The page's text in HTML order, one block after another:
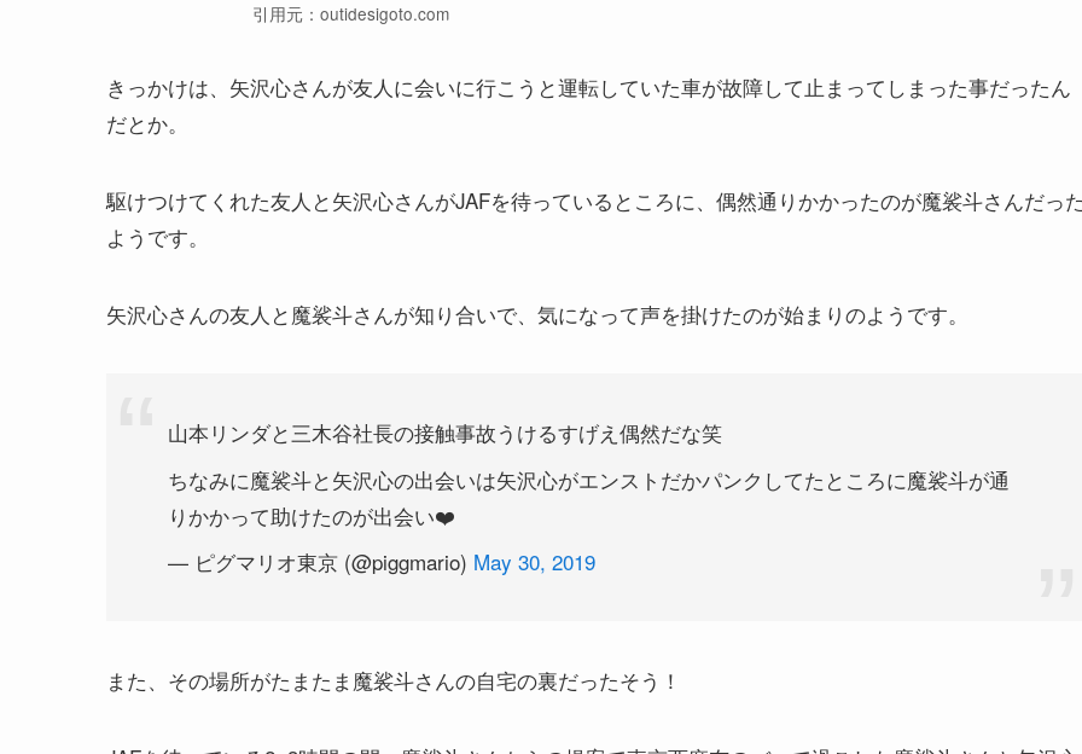
引用元：outidesigoto.com
きっかけは、矢沢心さんが友人に会いに行こうと運転していた車が故障して止まってしまった事だったん
だとか。
駆けつけてくれた友人と矢沢心さんがJAFを待っているところに、偶然通りかかったのが魔裟斗さんだっ
ようです。
矢沢心さんの友人と魔裟斗さんが知り合いで、気になって声を掛けたのが始まりのようです。
山本リンダと三木谷社長の接触事故うけるすげえ偶然だな笑
ちなみに魔裟斗と矢沢心の出会いは矢沢心がエンストだかパンクしてたところに魔裟斗が通
りかかって助けたのが出会い❤️
— ピグマリオ東京 (@piggmario) May 30, 2019
また、その場所がたまたま魔裟斗さんの自宅の裏だったそう！